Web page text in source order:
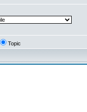
Topic